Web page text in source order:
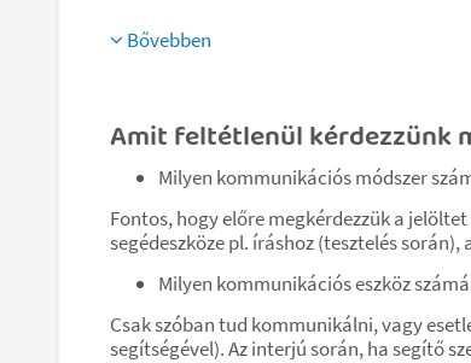
Bővebben
Amit feltétlenül kérdezzünk
Milyen kommunikációs módszer
Fontos, hogy előre megkérdezzük a
segédeszköze pl. íráshoz (tesztelés
Milyen kommunikációs eszköz
Csak szóban tud kommunikálni, vagy
segítségével). Az interjú során, ha segítő